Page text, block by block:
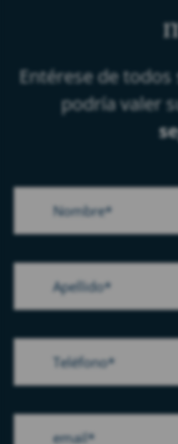
Entérese de
podría valer